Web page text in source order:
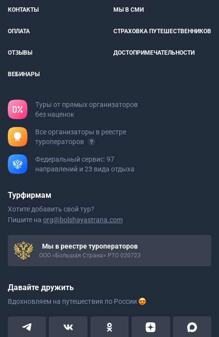
КОНТАКТЫ МЫ В СМИ
ОПЛАТА СТРАХОВКА ПУТЕШЕСТВЕННИКОВ
ОТЗЫВЫ ДОСТОПРИМЕЧАТЕЛЬНОСТИ
ВЕБИНАРЫ
Туры от прямых организаторов
без наценок
Все организаторы в реестре
туроператоров
Федеральный сервис: 97
направлений и 23 вида отдыха
Турфирмам
Хотите добавить свой тур?
Пишите на org@bolshayastrana.com
Мы в реестре туроператоров
ООО «Большая Страна» РТО 020723
Давайте дружить
Вдохновляем на путешествия по России